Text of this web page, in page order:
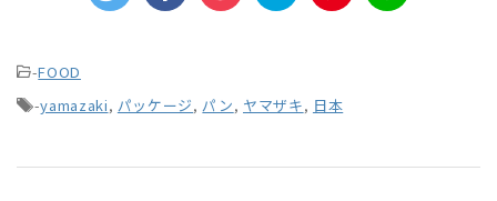
-FOOD
-yamazaki, パッケージ, パン, ヤマザキ, 日本